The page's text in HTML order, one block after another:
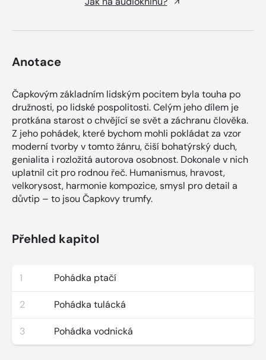
Anotace
Čapkovým základním lidským pocitem byla touha po
družnosti, po lidské pospolitosti. Celým jeho dílem je
protkána starost o chvějící se svět a záchranu člověka.
Z jeho pohádek, které bychom mohli pokládat za vzor
moderní tvorby v tomto žánru, čiší bohatýrský duch,
genialita i rozložitá autorova osobnost. Dokonale v nich
uplatnil cit pro rodnou řeč. Humanismus, hravost,
velkorysost, harmonie kompozice, smysl pro detail a
důvtip – to jsou Čapkovy trumfy.
Přehled kapitol
1 Pohádka ptačí
2 Pohádka tulácká
3 Pohádka vodnická